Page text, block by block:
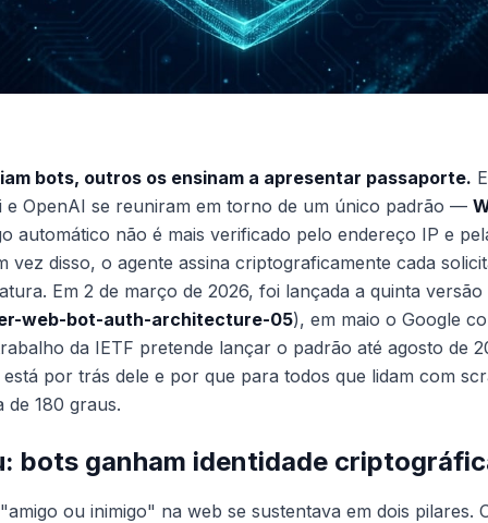
bots, outros os ensinam a apresentar passaporte.
e OpenAI se reuniram em torno de um único padrão —
automático não é mais verificado pelo endereço IP e
vez disso, o agente assina criptograficamente cada
Em 2 de março de 2026, foi lançada a quinta
web-bot-auth-architecture-05), em maio o Google
da IETF pretende lançar o padrão até agosto de
por trás dele e por que para todos que lidam com
de 180 graus.
bots ganham identidade
ou inimigo" na web se sustentava em dois